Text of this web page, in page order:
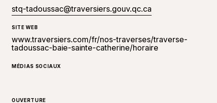
stq-tadoussac@traversiers.gouv.qc.ca
SITE WEB
www.traversiers.com/fr/nos-traverses/traverse-
tadoussac-baie-sainte-catherine/horaire
MÉDIAS SOCIAUX
OUVERTURE